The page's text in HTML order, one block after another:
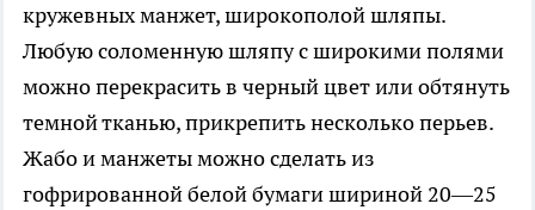
кружевных манжет, широкополой шляпы.
Любую соломенную шляпу с широкими полями
можно перекрасить в черный цвет или обтянуть
темной тканью, прикрепить несколько перьев.
Жабо и манжеты можно сделать из
гофрированной белой бумаги шириной 20—25